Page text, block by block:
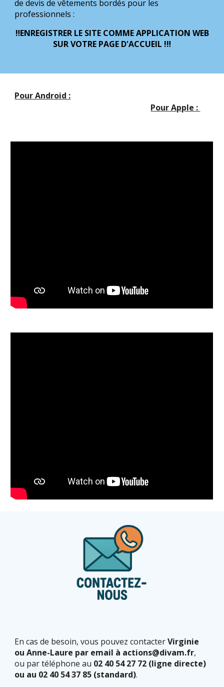
de devis de vêtements bordés pour les
professionnels :
‼️ENREGISTRER LE SITE COMME APPLICATION WEB
SUR VOTRE PAGE D'ACCUEIL !‼️
Pour Android :
Pour Apple :
En cas de besoin, vous pouvez contacterVirginie
ou Anne-Laure par email à actions@divam.fr,
ou par téléphone au 02 40 54 27 72 (ligne directe)
ou au 02 40 54 37 85 (standard).